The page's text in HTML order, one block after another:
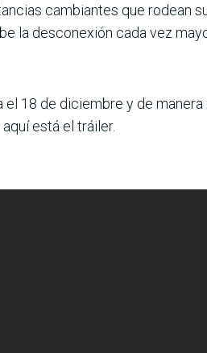
cambiantes que rodean
la desconexión cada vez
18 de diciembre y de manera
está el tráiler.